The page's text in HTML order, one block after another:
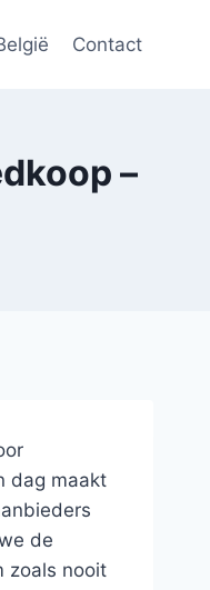
Contact
–
dag maakt
de
zoals nooit